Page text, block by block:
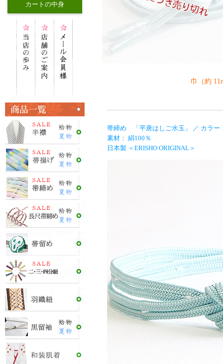
カートの中身
巾（約
帯締め 「平唐はしご水玉」 ／ カラー
素材： 絹100％
日本製 ＜ERISHO ORIGINAL＞